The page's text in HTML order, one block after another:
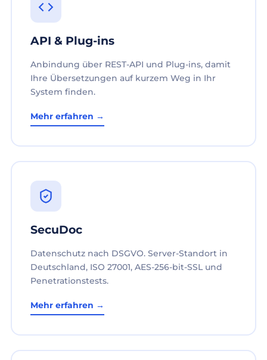
API & Plug-ins
Anbindung über REST-API und Plug-ins, damit
Ihre Übersetzungen auf kurzem Weg in Ihr
System finden.
Mehr erfahren →
SecuDoc
Datenschutz nach DSGVO. Server-Standort in
Deutschland, ISO 27001, AES-256-bit-SSL und
Penetrationstests.
Mehr erfahren →